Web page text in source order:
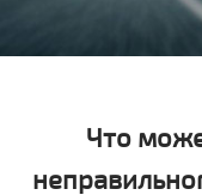
Что